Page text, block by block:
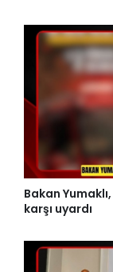
Bakan
karşı uyardı